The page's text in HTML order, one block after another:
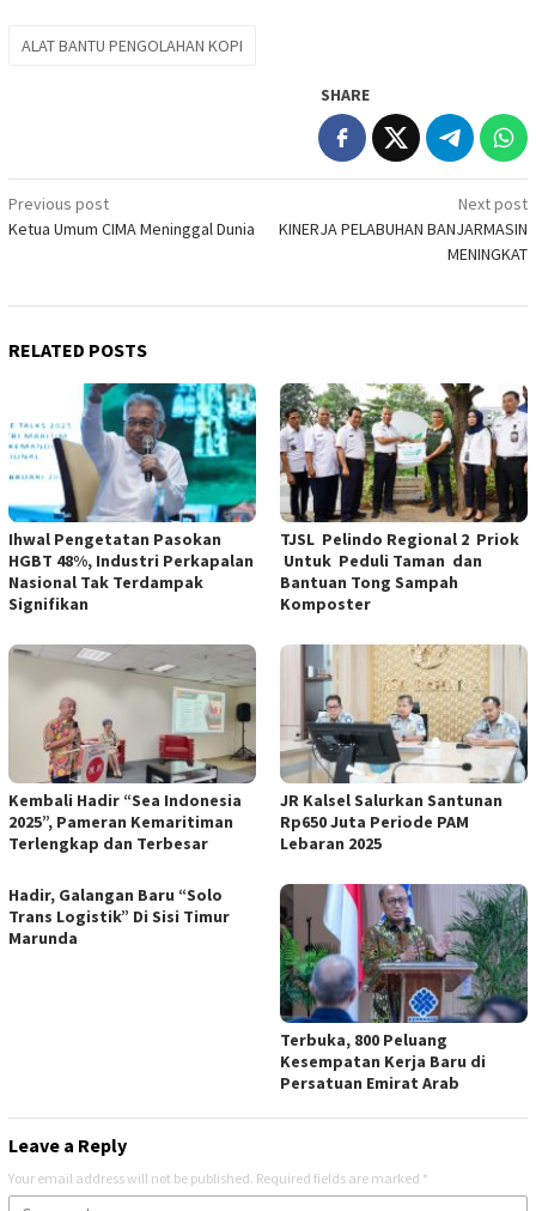
ALAT BANTU PENGOLAHAN KOPI
SHARE
Post
navigation
Previous post
Ketua Umum CIMA Meninggal Dunia
Next post
KINERJA PELABUHAN BANJARMASIN
MENINGKAT
RELATED POSTS
Ihwal Pengetatan Pasokan
HGBT 48%, Industri Perkapalan
Nasional Tak Terdampak
Signifikan
TJSL Pelindo Regional 2 Priok
Untuk Peduli Taman dan
Bantuan Tong Sampah
Komposter
Kembali Hadir “Sea Indonesia
2025”, Pameran Kemaritiman
Terlengkap dan Terbesar
JR Kalsel Salurkan Santunan
Rp650 Juta Periode PAM
Lebaran 2025
Hadir, Galangan Baru “Solo
Trans Logistik” Di Sisi Timur
Marunda
Terbuka, 800 Peluang
Kesempatan Kerja Baru di
Persatuan Emirat Arab
Leave a Reply
Your email address will not be published. Required fields are marked *